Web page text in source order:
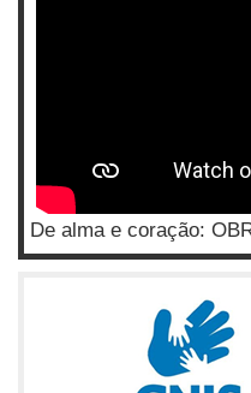
De alma e coração: